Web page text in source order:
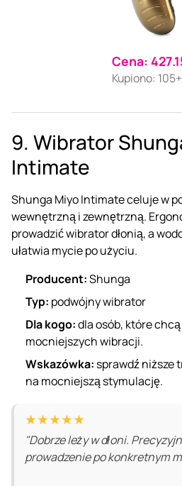
Cena:
Kupiono:
9. Wibrator
Intimate
Shunga Miyo Intimate celuje w
wewnętrzną i zewnętrzną.
prowadzić wibrator dłonią, a
ułatwia mycie po użyciu.
Producent:Shunga
Typ: podwójny wibrator
Dla kogo:dla osób, które
mocniejszych wibracji.
Wskazówka: sprawdź niższe
na mocniejszą stymulację.
★★★★★
"Dobrze leży w dłoni.
prowadzenie po konkretnym